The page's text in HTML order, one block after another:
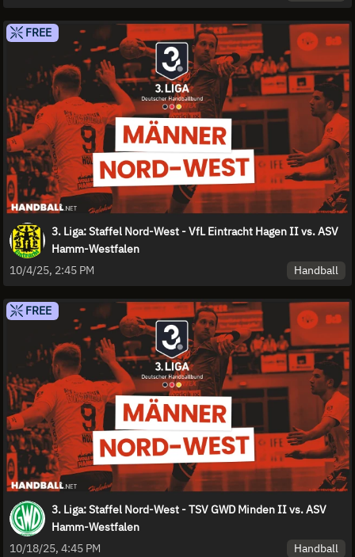
FREE
3. Liga: Staffel Nord-West - VfL Eintracht Hagen II vs. ASV
Hamm-Westfalen
10/4/25, 2:45 PM
Handball
FREE
3. Liga: Staffel Nord-West - TSV GWD Minden II vs. ASV
Hamm-Westfalen
10/18/25, 4:45 PM
Handball